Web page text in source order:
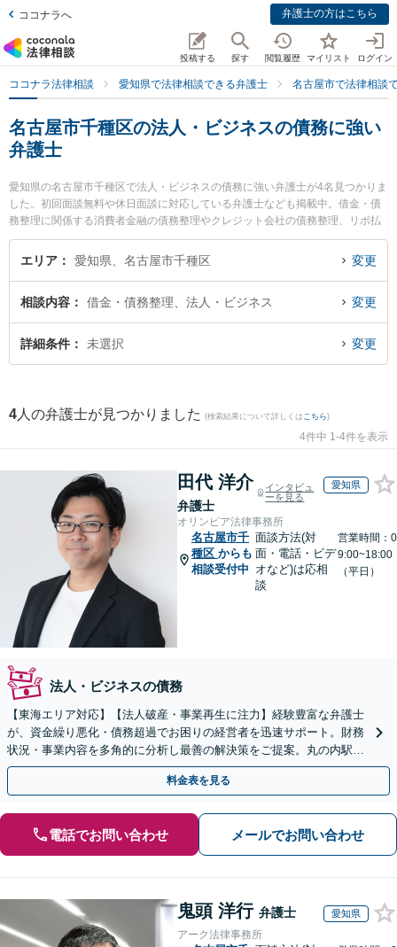
ココナラへ 弁護士の方はこちら
投稿する 探す 閲覧履歴 マイリスト ログイン
ココナラ法律相談 愛知県で法律相談できる弁護士 名古屋市で法律相談
名古屋市千種区の法人・ビジネスの債務に強い
弁護士
愛知県の名古屋市千種区で法人・ビジネスの債務に強い弁護士が4名見つかりま
した。初回面談無料や休日面談に対応している弁護士なども掲載中。借金・債
務整理に関係する消費者金融の債務整理やクレジット会社の債務整理、リボ払
いの債務整理等の細かな分野での絞り込み検索もでき便利です。特によつば法
律事務所の鈴木 隆史弁護士や弁護士法人名古屋北法律事務所 ちくさ事務所の村
した法人・ビジネスの債務のトラブルを今すぐに弁護士に相談したい』『法
人・ビジネスの債務のトラブル解決の実績豊富な近くの弁護士を検索したい』
『初回相談無料で法人・ビジネスの債務を法律相談できる名古屋市千種区内の
エリア 愛知県、名古屋市千種区 変更
相談内容 借金・債務整理、法人・ビジネス 変更
詳細条件 未選択 変更
4 人の弁護士が見つかりました (検索結果について詳しくは こちら)
4件中 1-4件を表示
田代 洋介
弁護士
インタビュ
ーを見る
愛知県
オリンピア法律事務所
名古屋市千
種区 からも
相談受付中
面談方法(対
面・電話・ビデ
オなど)は応相
談
営業時間：0
9:00~18:00
（平日）
法人・ビジネスの債務
【東海エリア対応】【法人破産・事業再生に注力】経験豊富な弁護士
が、資金繰り悪化・債務超過でお困りの経営者を迅速サポート。財務
状況・事業内容を多角的に分析し最善の解決策をご提案。丸の内駅1
分/休日夜間相談可/WEB面談対応
料金表を見る
電話でお問い合わせ メールでお問い合わせ
鬼頭 洋行 弁護士 愛知県
アーク法律事務所